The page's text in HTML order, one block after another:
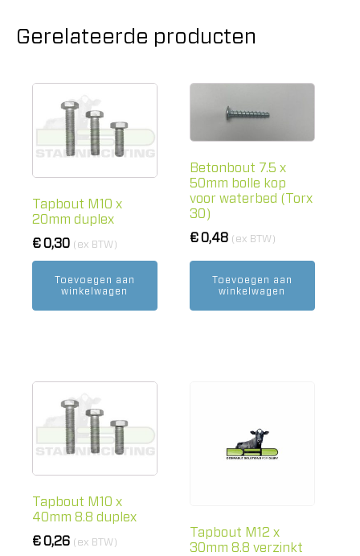
Gerelateerde producten
Tapbout M10 x
20mm duplex
€0,30 (ex BTW)
Toevoegen aan
winkelwagen
Betonbout 7.5 x
50mm bolle kop
voor waterbed (Torx
30)
€0,48 (ex BTW)
Toevoegen aan
winkelwagen
Tapbout M10 x
40mm 8.8 duplex
€0,26 (ex BTW)
Tapbout M12 x
30mm 8.8 verzinkt